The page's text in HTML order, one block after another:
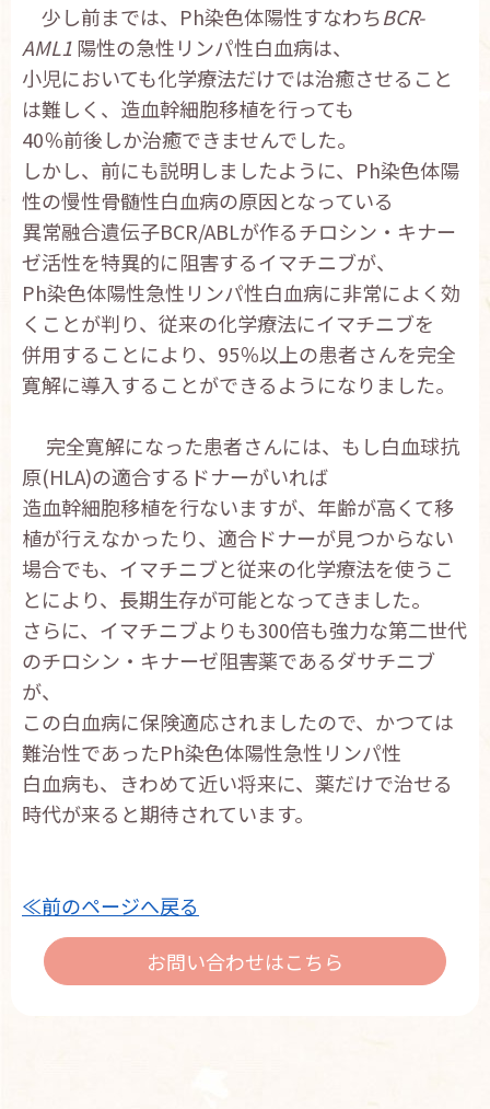
少し前までは、Ph染色体陽性すなわちBCR-
AML1陽性の急性リンパ性白血病は、
小児においても化学療法だけでは治癒させること
は難しく、造血幹細胞移植を行っても
40％前後しか治癒できませんでした。
しかし、前にも説明しましたように、Ph染色体陽
性の慢性骨髄性白血病の原因となっている
異常融合遺伝子BCR/ABLが作るチロシン・キナー
ゼ活性を特異的に阻害するイマチニブが、
Ph染色体陽性急性リンパ性白血病に非常によく効
くことが判り、従来の化学療法にイマチニブを
併用することにより、95％以上の患者さんを完全
寛解に導入することができるようになりました。
完全寛解になった患者さんには、もし白血球抗
原(HLA)の適合するドナーがいれば
造血幹細胞移植を行ないますが、年齢が高くて移
植が行えなかったり、適合ドナーが見つからない
場合でも、イマチニブと従来の化学療法を使うこ
とにより、長期生存が可能となってきました。
さらに、イマチニブよりも300倍も強力な第二世代
のチロシン・キナーゼ阻害薬であるダサチニブ
が、
この白血病に保険適応されましたので、かつては
難治性であったPh染色体陽性急性リンパ性
白血病も、きわめて近い将来に、薬だけで治せる
時代が来ると期待されています。
≪前のページへ戻る
お問い合わせはこちら